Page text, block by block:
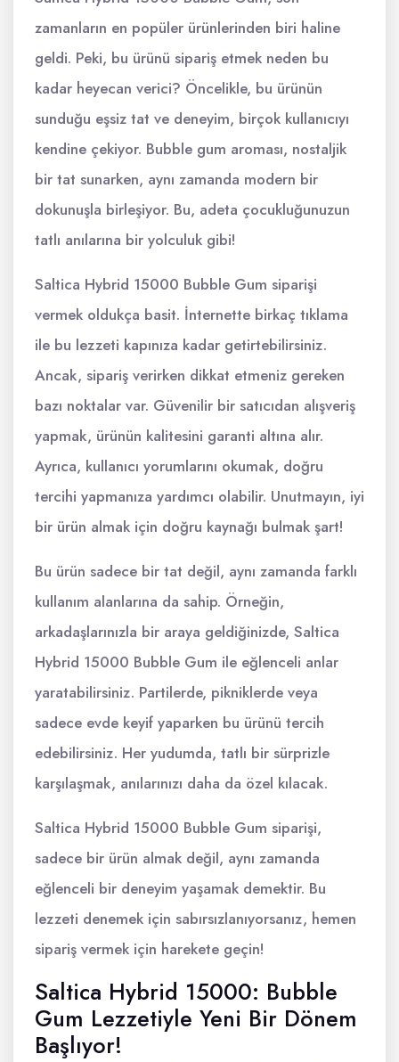
zamanların en popüler ürünlerinden biri haline
geldi. Peki, bu ürünü sipariş etmek neden bu
kadar heyecan verici? Öncelikle, bu ürünün
sunduğu eşsiz tat ve deneyim, birçok kullanıcıyı
kendine çekiyor. Bubble gum aroması, nostaljik
bir tat sunarken, aynı zamanda modern bir
dokunuşla birleşiyor. Bu, adeta çocukluğunuzun
tatlı anılarına bir yolculuk gibi!
Saltica Hybrid 15000 Bubble Gum siparişi
vermek oldukça basit. İnternette birkaç tıklama
ile bu lezzeti kapınıza kadar getirtebilirsiniz.
Ancak, sipariş verirken dikkat etmeniz gereken
bazı noktalar var. Güvenilir bir satıcıdan alışveriş
yapmak, ürünün kalitesini garanti altına alır.
Ayrıca, kullanıcı yorumlarını okumak, doğru
tercihi yapmanıza yardımcı olabilir. Unutmayın, iyi
bir ürün almak için doğru kaynağı bulmak şart!
Bu ürün sadece bir tat değil, aynı zamanda farklı
kullanım alanlarına da sahip. Örneğin,
arkadaşlarınızla bir araya geldiğinizde, Saltica
Hybrid 15000 Bubble Gum ile eğlenceli anlar
yaratabilirsiniz. Partilerde, pikniklerde veya
sadece evde keyif yaparken bu ürünü tercih
edebilirsiniz. Her yudumda, tatlı bir sürprizle
karşılaşmak, anılarınızı daha da özel kılacak.
Saltica Hybrid 15000 Bubble Gum siparişi,
sadece bir ürün almak değil, aynı zamanda
eğlenceli bir deneyim yaşamak demektir. Bu
lezzeti denemek için sabırsızlanıyorsanız, hemen
sipariş vermek için harekete geçin!
Saltica Hybrid 15000: Bubble
Gum Lezzetiyle Yeni Bir Dönem
Başlıyor!